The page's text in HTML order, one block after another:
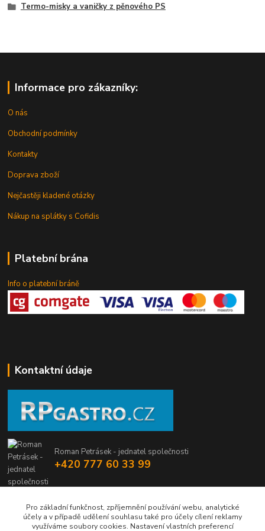
Termo-misky a vaničky z pěnového PS
Informace pro zákazníky:
O nás
Obchodní podmínky
Kontakty
Doprava zboží
Nejčastěji kladené otázky
Nákup na splátky s Cofidis
Platební brána
Info o platební bráně
Kontaktní údaje
Roman Petrásek - jednatel společnosti
+420 777 60 33 99
Pro základní funkčnost, zpříjemnění používání webu, analytické
účely a v případě udělení souhlasu také pro účely cílení reklamy
využíváme soubory cookies. Nastavení vlastních preferencí